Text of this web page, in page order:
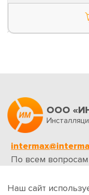
ООО
По всем вопросам
Обратная связь
Наш сайт